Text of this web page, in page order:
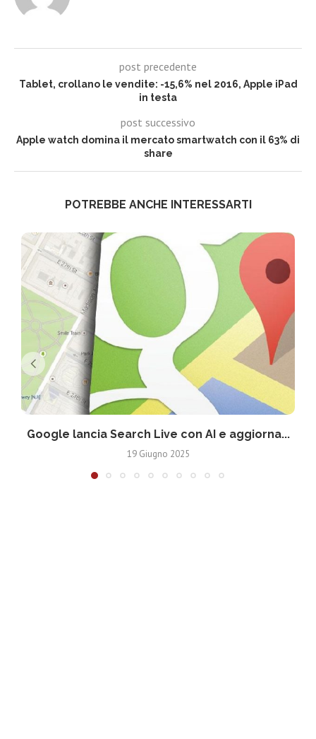
post precedente
Tablet, crollano le vendite: -15,6% nel 2016, Apple iPad
in testa
post successivo
Apple watch domina il mercato smartwatch con il 63% di
share
POTREBBE ANCHE INTERESSARTI
Google lancia Search Live con AI e aggiorna...
19 Giugno 2025